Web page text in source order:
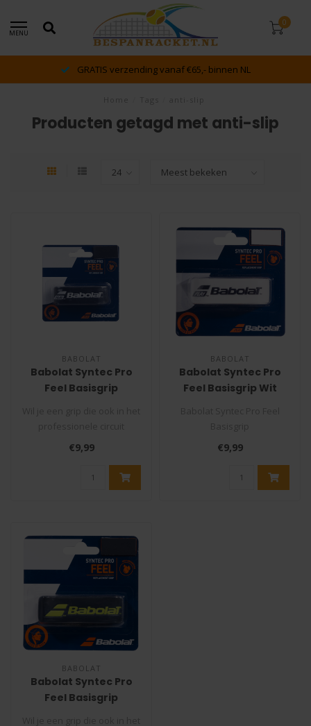
MENU
0
GRATIS verzending vanaf €65,- binnen NL
Producten getagd met anti-slip
BABOLAT
Babolat Syntec Pro
Feel Basisgrip
gebruikt wordt? Dan is de B..
€9,99
BABOLAT
Babolat Syntec Pro
Feel Basisgrip Wit
Wil je een grip die ook in het
professionele ..
€9,99
BABOLAT
Babolat Syntec Pro
Feel Basisgrip